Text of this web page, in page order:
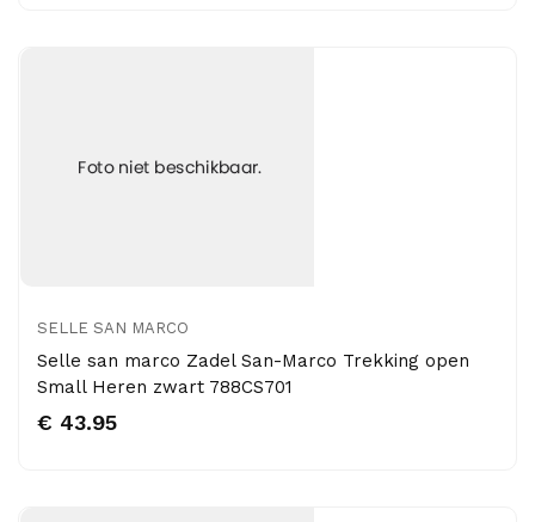
SELLE SAN MARCO
Selle san marco Zadel San-Marco Trekking open
Small Heren zwart 788CS701
€ 43.95